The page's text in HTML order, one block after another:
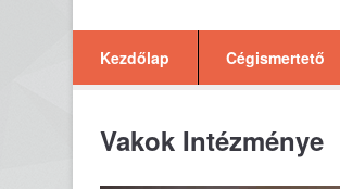
Kezdőlap Cégismertető
Vakok Intézménye